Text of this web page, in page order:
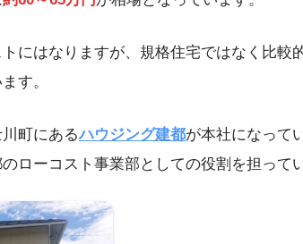
にはなりますが、規格住宅ではなく比較
す。
町にあるハウジング建都が本社になって
ローコスト事業部としての役割を担って